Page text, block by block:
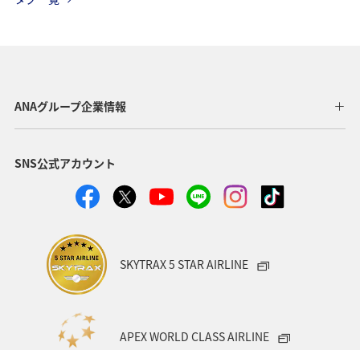
経由地および乗り継ぎ所要時間を追加する
復路出発日および時間帯
日付を選択
時間帯指定なし
経由地および乗り継ぎ所要時間を追加する
ANAグループ企業情報
SNS公式アカウント
SKYTRAX 5 STAR AIRLINE
APEX WORLD CLASS AIRLINE